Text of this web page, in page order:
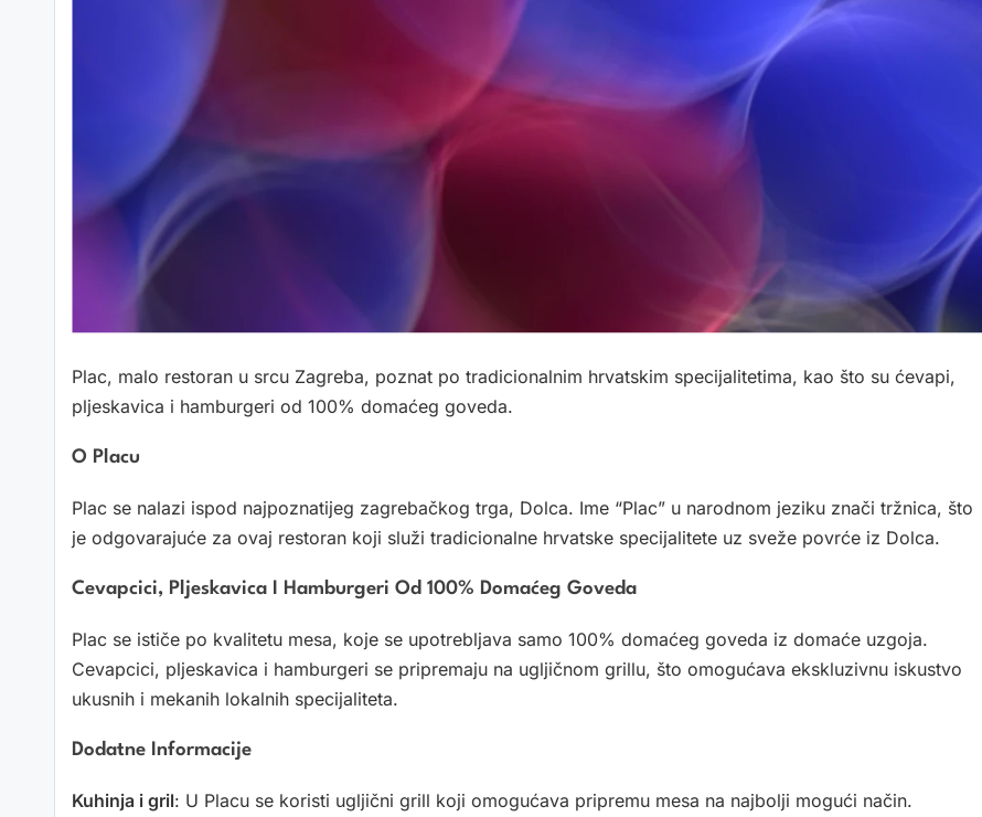
Plac, malo restoran u srcu Zagreba, poznat po tradicionalnim hrvatskim specijalitetima, kao što su ćevapi,
pljeskavica i hamburgeri od 100% domaćeg goveda.
O Placu
Plac se nalazi ispod najpoznatijeg zagrebačkog trga, Dolca. Ime “Plac” u narodnom jeziku znači tržnica, što
je odgovarajuće za ovaj restoran koji služi tradicionalne hrvatske specijalitete uz sveže povrće iz Dolca.
Cevapcici, Pljeskavica I Hamburgeri Od 100% Domaćeg Goveda
Plac se ističe po kvalitetu mesa, koje se upotrebljava samo 100% domaćeg goveda iz domaće uzgoja.
Cevapcici, pljeskavica i hamburgeri se pripremaju na ugljičnom grillu, što omogućava ekskluzivnu iskustvo
ukusnih i mekanih lokalnih specijaliteta.
Dodatne Informacije
Kuhinja i gril: U Placu se koristi ugljični grill koji omogućava pripremu mesa na najbolji mogući način.